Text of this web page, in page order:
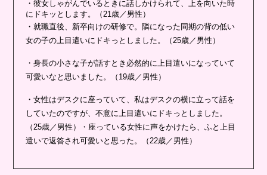
・彼女しゃがんでいるときに話しかけられて、上を向いた時
にドキッとします。（21歳／男性）
・就職直後、新卒向けの研修で。隣になった同期の背の低い
女の子の上目遣いにドキっとしました。（25歳／男性）
・身長の小さな子が話すとき必然的に上目遣いになっていて
可愛いなと思いました。（19歳／男性）
・女性はデスクに座っていて、私はデスクの横に立って話を
していたのですが、不意に上目遣いにドキっとしました。
（25歳／男性）・座っている女性に声をかけたら、ふと上目
遣いで返答され可愛いと思った。（22歳／男性）